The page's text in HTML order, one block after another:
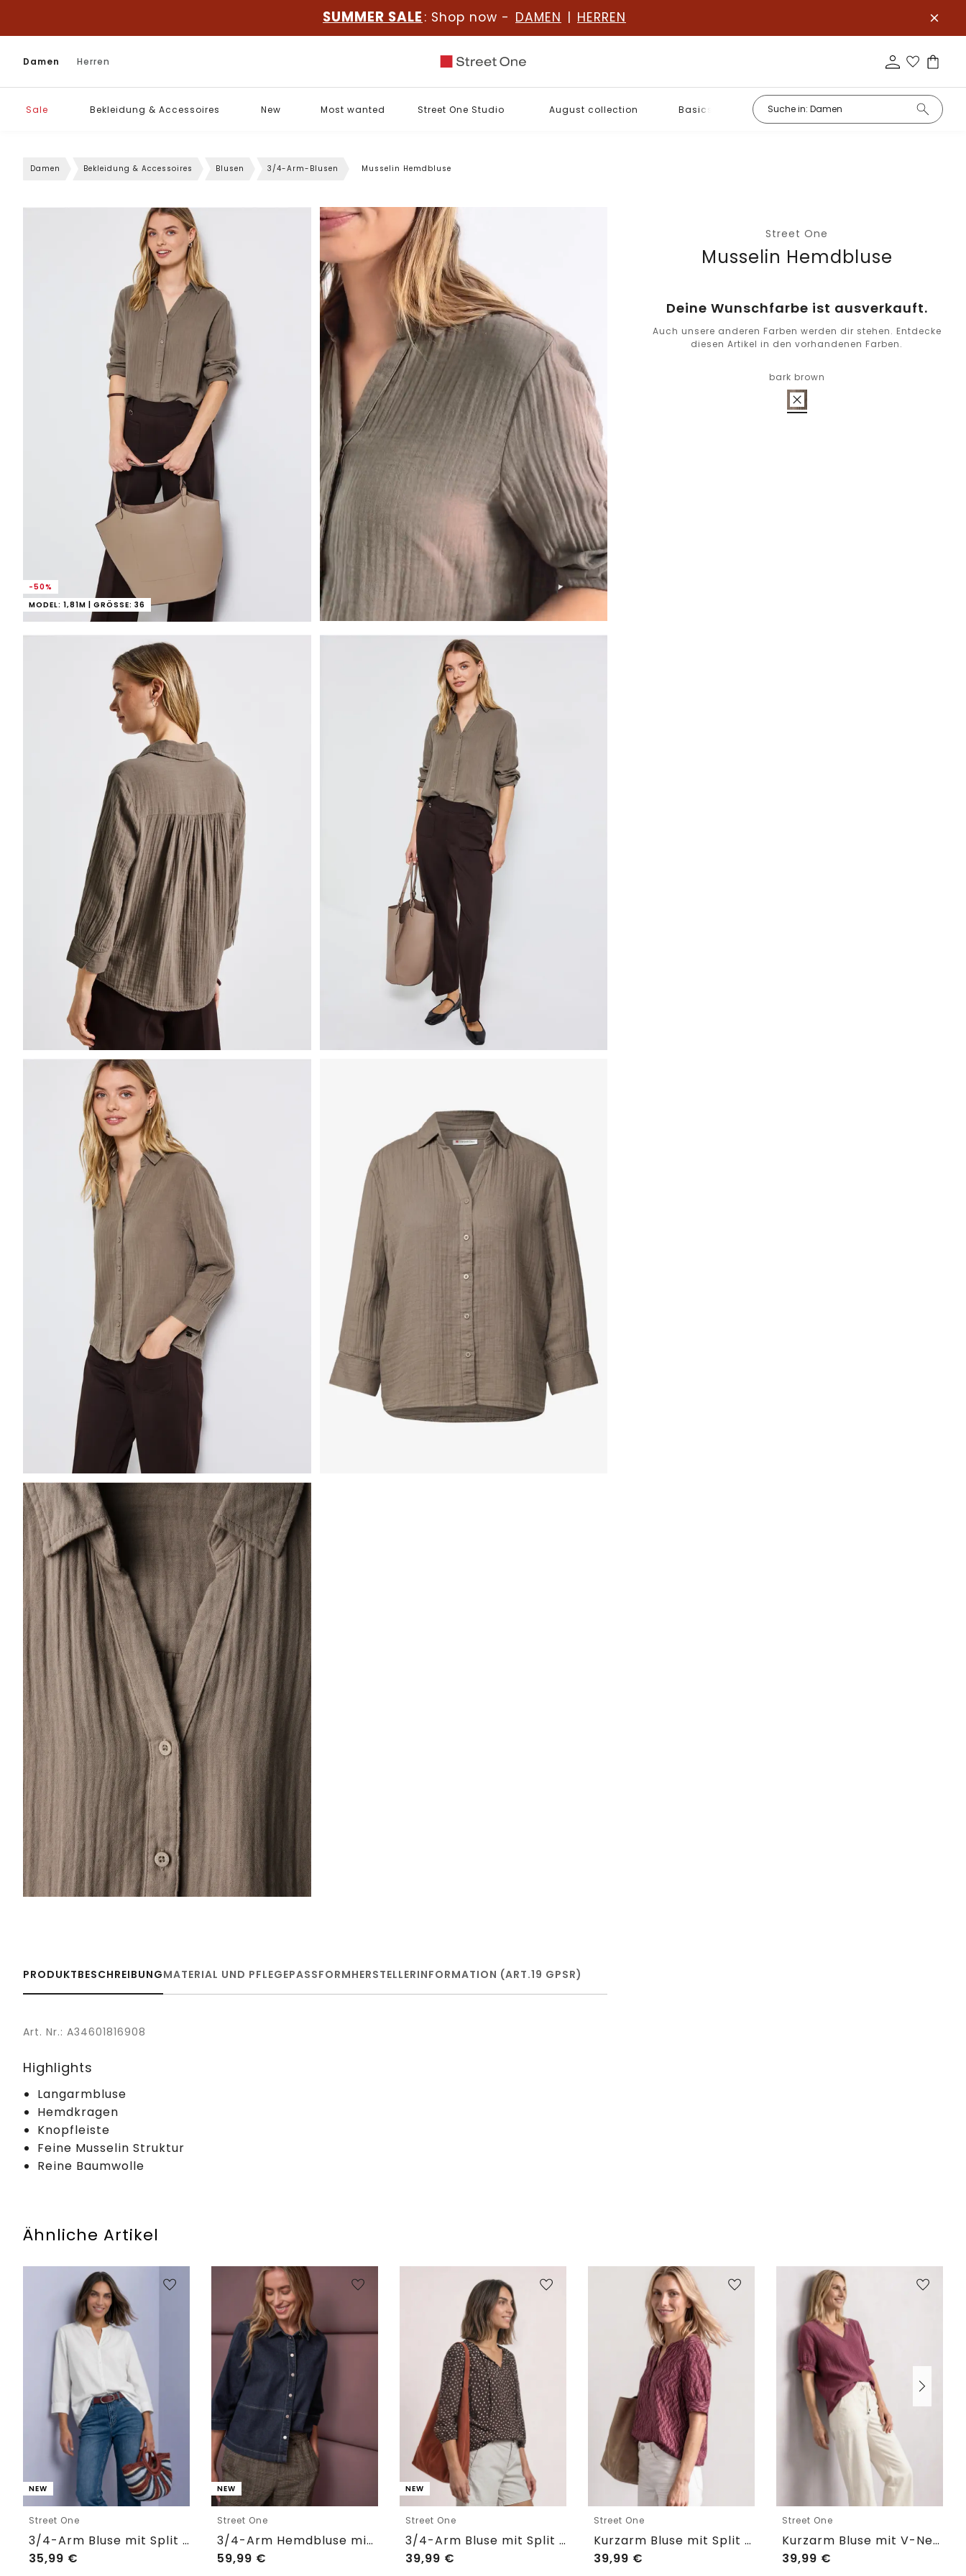
SUMMER SALE : Shop now - DAMEN | HERREN
Damen Herren
Sale Bekleidung & Accessoires New Most wanted Street One Studio August collection Basics
Damen Bekleidung & Accessoires Blusen 3/4-Arm-Blusen Musselin Hemdbluse
-50%
MODEL: 1,81M | GRÖSSE: 36
Street One
Musselin Hemdbluse
Deine Wunschfarbe ist ausverkauft.
Auch unsere anderen Farben werden dir stehen. Entdecke
diesen Artikel in den vorhandenen Farben.
bark brown
PRODUKTBESCHREIBUNGMATERIAL UND PFLEGEPASSFORMHERSTELLERINFORMATION (ART.19 GPSR)
Art. Nr.: A34601816908
Highlights
Langarmbluse
Hemdkragen
Knopfleiste
Feine Musselin Struktur
Reine Baumwolle
Ähnliche Artikel
NEW
Street One
3/4-Arm Bluse mit Split Neck
35,99 €
NEW
Street One
3/4-Arm Hemdbluse mit Knopfleiste
59,99 €
NEW
Street One
3/4-Arm Bluse mit Split Neck und Bändern
39,99 €
Street One
Kurzarm Bluse mit Split Neck und Elastiksaum
39,99 €
Street One
Kurzarm Bluse mit V-Neck und Rüschen
39,99 €